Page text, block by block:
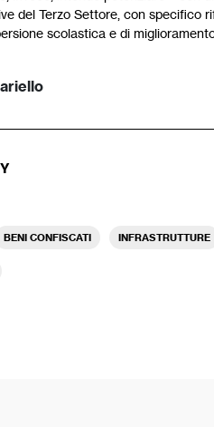
del Terzo Settore, con specifico
scolastica e di
BENI CONFISCATI INFRASTRUTTURE